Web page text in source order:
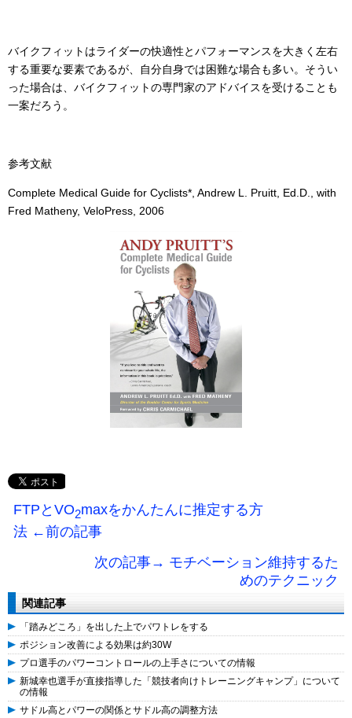
バイクフィットはライダーの快適性とパフォーマンスを大きく左右
する重要な要素であるが、自分自身では困難な場合も多い。そうい
った場合は、バイクフィットの専門家のアドバイスを受けることも
一案だろう。
参考文献
Complete Medical Guide for Cyclists*, Andrew L. Pruitt, Ed.D., with
Fred Matheny, VeloPress, 2006
FTPとVO2maxをかんたんに推定する方
法 ←前の記事
次の記事→ モチベーション維持するた
めのテクニック
関連記事
「踏みどころ」を出した上でパワトレをする
ポジション改善による効果は約30W
プロ選手のパワーコントロールの上手さについての情報
新城幸也選手が直接指導した「競技者向けトレーニングキャンプ」について
の情報
サドル高とパワーの関係とサドル高の調整方法